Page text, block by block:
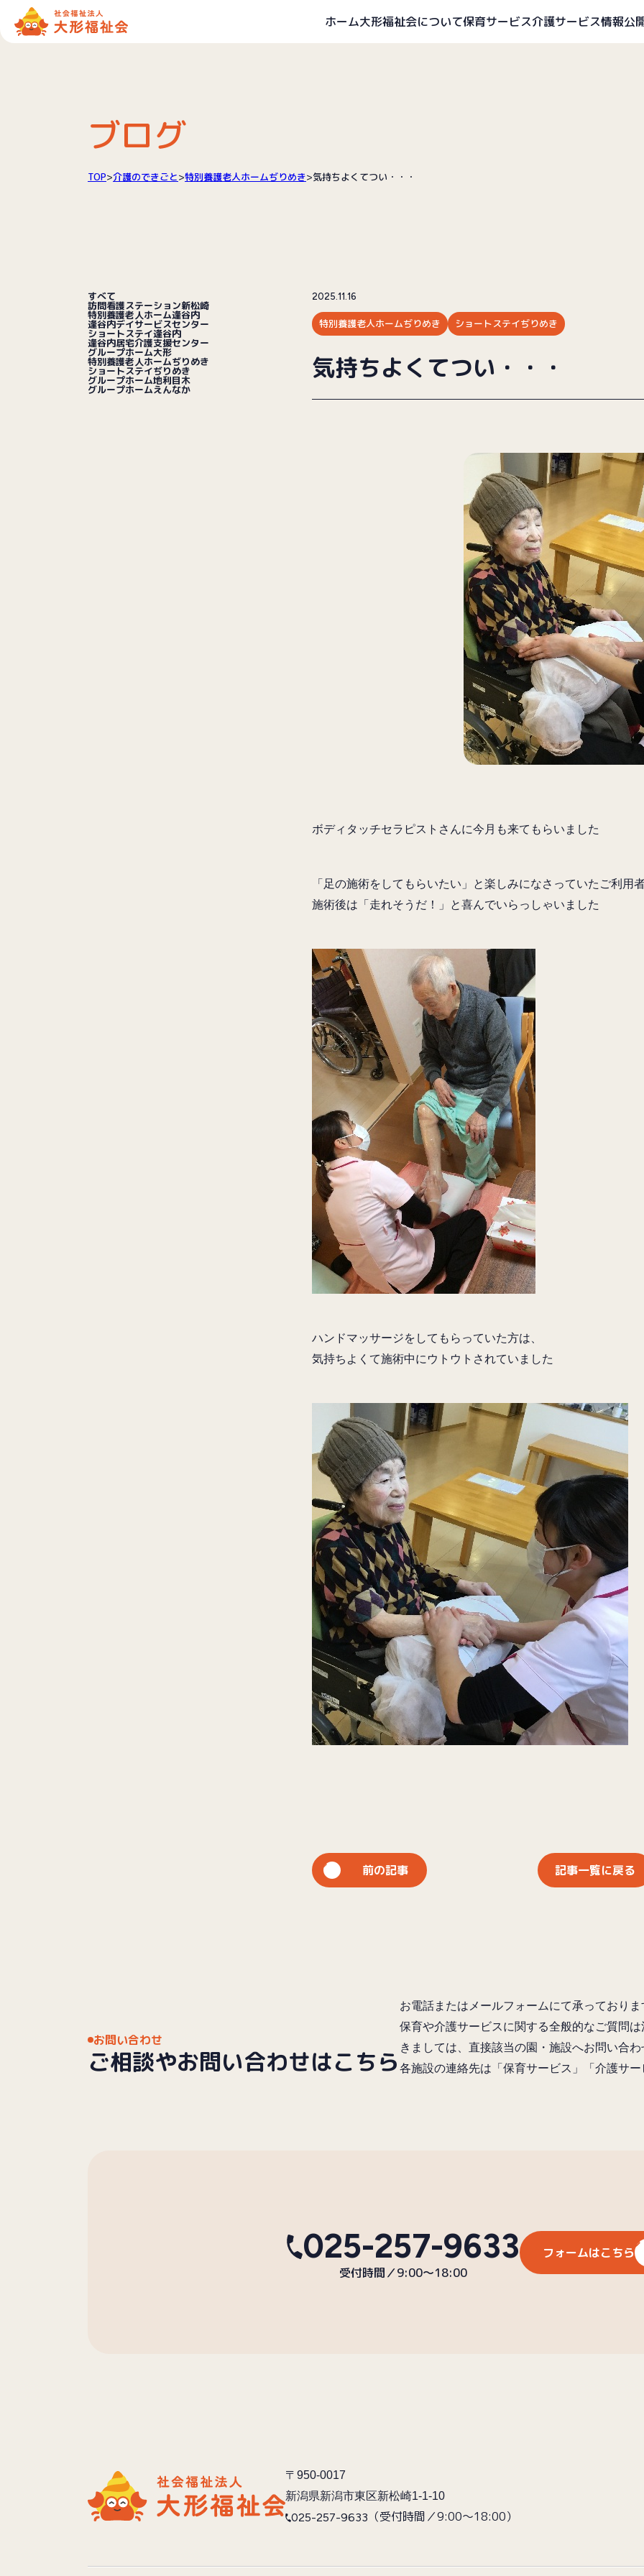
ホーム大形福祉会について保育サービス介護サービス情報公
ブログ
TOP>介護のできごと>特別養護老人ホームぢりめき>気持ちよくてつい・・・
すべて
訪問看護ステーション新松崎
特別養護老人ホーム逢谷内
逢谷内デイサービスセンター
ショートステイ逢谷内
逢谷内居宅介護支援センター
グループホーム大形
特別養護老人ホームぢりめき
ショートステイぢりめき
グループホーム地利目木
グループホームえんなか
2025.11.16
特別養護老人ホームぢりめき ショートステイぢりめき
気持ちよくてつい・・・
ボディタッチセラピストさんに今月も来てもらいました
「足の施術をしてもらいたい」と楽しみになさっていたご利用
施術後は「走れそうだ！」と喜んでいらっしゃいました
ハンドマッサージをしてもらっていた方は、
気持ちよくて施術中にウトウトされていました
前の記事 記事一覧に戻る
お問い合わせ
ご相談やお問い合わせはこちら
お電話またはメールフォームにて承っておりま
保育や介護サービスに関する全般的なご質問
きましては、直接該当の園・施設へお問い合
各施設の連絡先は「保育サービス」「介護サ
025-257-9633
受付時間／9:00〜18:00
フォームはこちら
〒950-0017
新潟県新潟市東区新松崎1-1-10
025-257-9633 （受付時間／9:00〜18:00）